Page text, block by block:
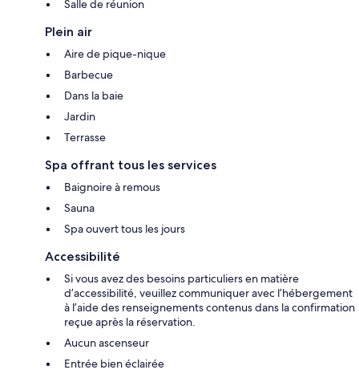
Salle de réunion
Plein air
Aire de pique-nique
Barbecue
Dans la baie
Jardin
Terrasse
Spa offrant tous les services
Baignoire à remous
Sauna
Spa ouvert tous les jours
Accessibilité
Si vous avez des besoins particuliers en matière
d’accessibilité, veuillez communiquer avec l’hébergement
à l’aide des renseignements contenus dans la confirmation
reçue après la réservation.
Aucun ascenseur
Entrée bien éclairée